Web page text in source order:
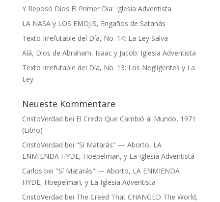
Y Reposó Dios El Primer Día: Iglesia Adventista
LA NASA y LOS EMOJIS, Engaños de Satanás
Texto Irrefutable del Día, No. 14: La Ley Salva
Alá, Dios de Abraham, Isaac y Jacob: Iglesia Adventista
Texto Irrefutable del Día, No. 13: Los Negligentes y La
Ley
Neueste Kommentare
CristoVerdad bei El Credo Que Cambió al Mundo, 1971
(Libro)
CristoVerdad bei "Sí Matarás" — Aborto, LA
ENMIENDA HYDE, Hoepelman, y La Iglesia Adventista
Carlos bei "Sí Matarás" — Aborto, LA ENMIENDA
HYDE, Hoepelman, y La Iglesia Adventista
CristoVerdad bei The Creed That CHANGED The World,